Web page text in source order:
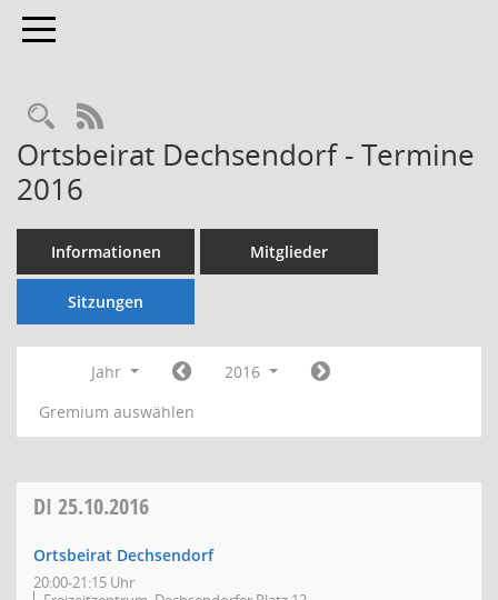
Toggle navigation
Rechercheauswahl
RSS-Feed
Ortsbeirat Dechsendorf - Termine
2016
Informationen Mitglieder
Sitzungen
Jahr
2016
Gremium auswählen
DI 25.10.2016
Ortsbeirat Dechsendorf
20:00-21:15 Uhr